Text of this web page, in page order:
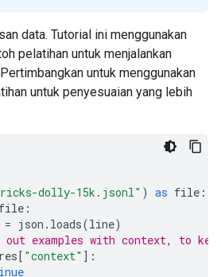
data. Tutorial ini menggunakan
pelatihan untuk menjalankan
untuk menggunakan
untuk penyesuaian yang lebih
dolly-15k.jsonl" ) as file :
file :
= json . loads(line)
examples with context, to
[ "context" ]: